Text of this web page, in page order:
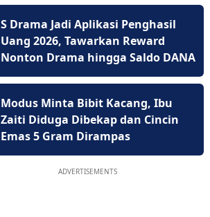
S Drama Jadi Aplikasi Penghasil
Uang 2026, Tawarkan Reward
Nonton Drama hingga Saldo DANA
Modus Minta Bibit Kacang, Ibu
Zaiti Diduga Dibekap dan Cincin
Emas 5 Gram Dirampas
ADVERTISEMENTS